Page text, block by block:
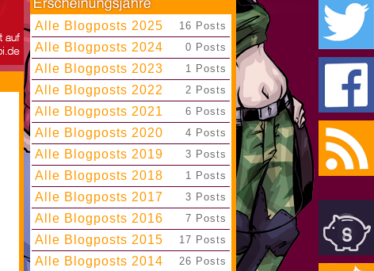
Alle Blogposts 2025 16 Posts
Alle Blogposts 2024 0 Posts
Alle Blogposts 2023 1 Posts
Alle Blogposts 2022 2 Posts
Alle Blogposts 2021 6 Posts
Alle Blogposts 2020 4 Posts
Alle Blogposts 2019 3 Posts
Alle Blogposts 2018 1 Posts
Alle Blogposts 2017 3 Posts
Alle Blogposts 2016 7 Posts
Alle Blogposts 2015 17 Posts
Alle Blogposts 2014 26 Posts